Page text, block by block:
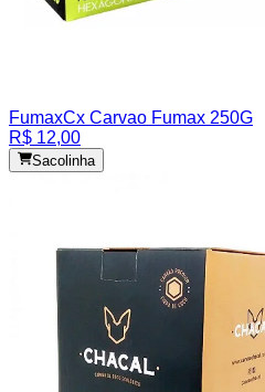
FumaxCx Carvao Fumax 250G
R$ 12,00
Sacolinha